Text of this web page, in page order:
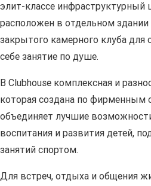
элит-классе инфраструктурный
расположен в отдельном
закрытого камерного клуба для
себе занятие по душе.
В Clubhouse комплексная и
которая создана по фирменным
объединяет лучшие
воспитания и развития детей,
занятий спортом.
Для встреч, отдыха и общения